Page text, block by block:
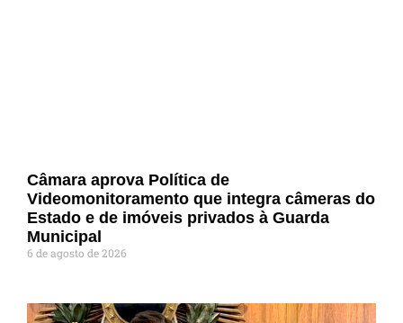
Câmara aprova Política de
Videomonitoramento que integra câmeras do
Estado e de imóveis privados à Guarda
Municipal
6 de agosto de 2026